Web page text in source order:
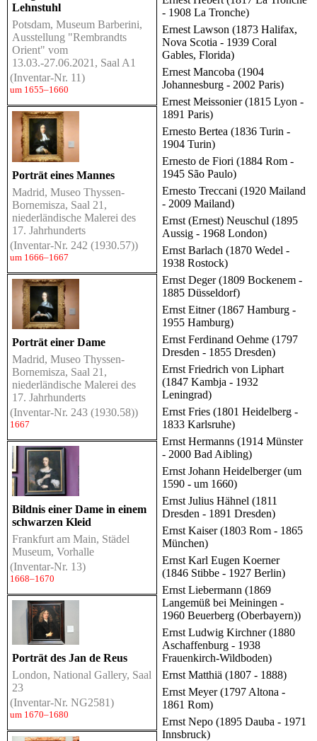
Lehnstuhl
Potsdam, Museum Barberini,
Ausstellung "Rembrandts
Orient" vom
13.03.-27.06.2021, Saal A1
(Inventar-Nr. 11)
um 1655–1660
Porträt eines Mannes
Madrid, Museo Thyssen-
Bornemisza, Saal 21,
niederländische Malerei des
17. Jahrhunderts
(Inventar-Nr. 242 (1930.57))
um 1666–1667
Porträt einer Dame
Madrid, Museo Thyssen-
Bornemisza, Saal 21,
niederländische Malerei des
17. Jahrhunderts
(Inventar-Nr. 243 (1930.58))
1667
Bildnis einer Dame in einem
schwarzen Kleid
Frankfurt am Main, Städel
Museum, Vorhalle
(Inventar-Nr. 13)
1668–1670
Porträt des Jan de Reus
London, National Gallery, Saal
23
(Inventar-Nr. NG2581)
um 1670–1680
- 1908 La Tronche)
Ernest Lawson (1873 Halifax,
Nova Scotia - 1939 Coral
Gables, Florida)
Ernest Mancoba (1904
Johannesburg - 2002 Paris)
Ernest Meissonier (1815 Lyon -
1891 Paris)
Ernesto Bertea (1836 Turin -
1904 Turin)
Ernesto de Fiori (1884 Rom -
1945 São Paulo)
Ernesto Treccani (1920 Mailand
- 2009 Mailand)
Ernst (Ernest) Neuschul (1895
Aussig - 1968 London)
Ernst Barlach (1870 Wedel -
1938 Rostock)
Ernst Deger (1809 Bockenem -
1885 Düsseldorf)
Ernst Eitner (1867 Hamburg -
1955 Hamburg)
Ernst Ferdinand Oehme (1797
Dresden - 1855 Dresden)
Ernst Friedrich von Liphart
(1847 Kambja - 1932
Leningrad)
Ernst Fries (1801 Heidelberg -
1833 Karlsruhe)
Ernst Hermanns (1914 Münster
- 2000 Bad Aibling)
Ernst Johann Heidelberger (um
1590 - um 1660)
Ernst Julius Hähnel (1811
Dresden - 1891 Dresden)
Ernst Kaiser (1803 Rom - 1865
München)
Ernst Karl Eugen Koerner
(1846 Stibbe - 1927 Berlin)
Ernst Liebermann (1869
Langemüß bei Meiningen -
1960 Beuerberg (Oberbayern))
Ernst Ludwig Kirchner (1880
Aschaffenburg - 1938
Frauenkirch-Wildboden)
Ernst Matthiä (1807 - 1888)
Ernst Meyer (1797 Altona -
1861 Rom)
Ernst Nepo (1895 Dauba - 1971
Innsbruck)